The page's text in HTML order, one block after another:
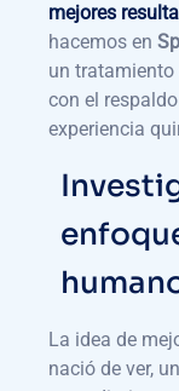
mejores
hacemos en
un
con el
experiencia
La idea de
nació de ver,